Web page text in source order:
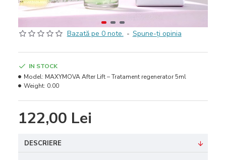
Bazată pe 0 note. - Spune-ţi opinia
122,00 Lei
IN STOCK
Model: MAXYMOVA After Lift – Tratament regenerator 5ml
Weight: 0.00
DESCRIERE